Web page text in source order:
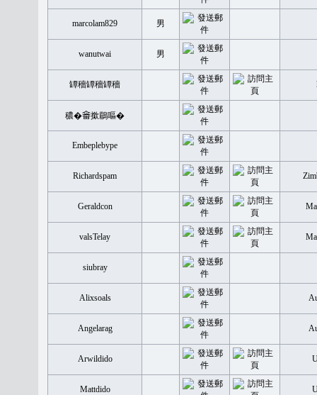
marcolam829 男
wanutwai 男
罈穡罈穡罈穡
穠�𤲞撳鶥嘔�
Embeplebype
Richardspam
Geraldcon
valsTelay
siubray
Alixsoals
Angelarag
Arwildido
Mattdido